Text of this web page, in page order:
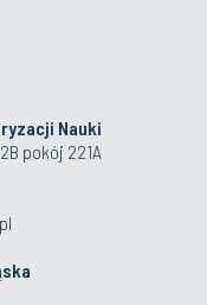
Nauki
pokój 221A